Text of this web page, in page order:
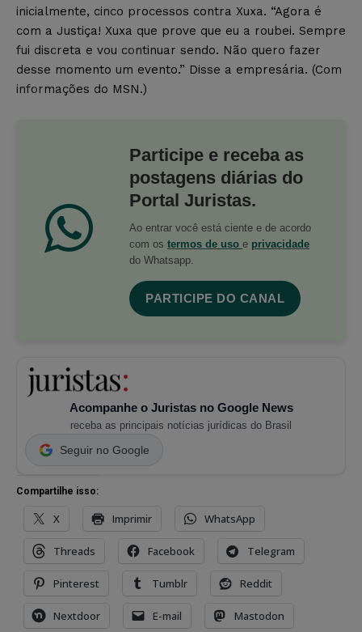
inicialmente, cinco processos contra Xuxa. “Agora é
com a Justiça! Xuxa que prove que eu a roubei. Sempre
fui discreta e vou continuar sendo. Não quero fazer
desse momento um evento.” Disse a empresária. (Com
informações do MSN.)
Participe e receba as
postagens diárias do
Portal Juristas.
Ao entrar você está ciente e de acordo
com os termos de uso e privacidade
do Whatsapp.
PARTICIPE DO CANAL
Acompanhe o Juristas no Google News
receba as principais notícias jurídicas do Brasil
Seguir no Google
Compartilhe isso:
X Imprimir WhatsApp
Threads Facebook Telegram
Pinterest Tumblr Reddit
Nextdoor E-mail Mastodon